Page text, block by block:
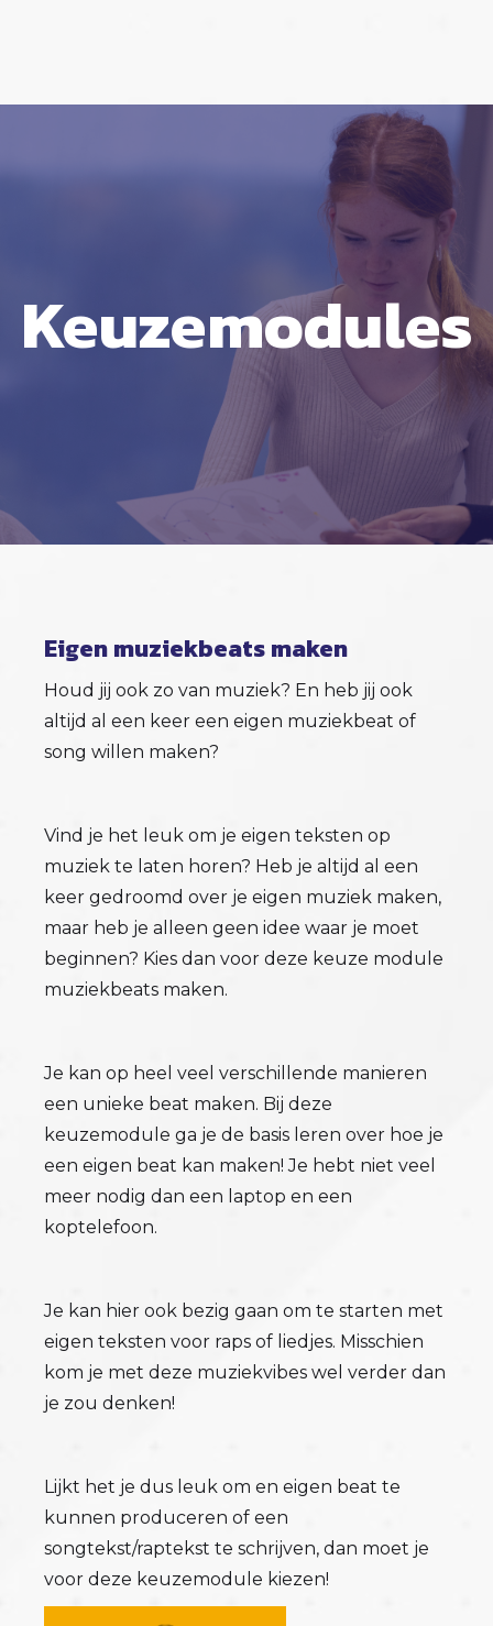
Keuzemodules
Eigen muziekbeats maken
Houd jij ook zo van muziek? En heb jij ook
altijd al een keer een eigen muziekbeat of
song willen maken?
Vind je het leuk om je eigen teksten op
muziek te laten horen? Heb je altijd al een
keer gedroomd over je eigen muziek maken,
maar heb je alleen geen idee waar je moet
beginnen? Kies dan voor deze keuze module
muziekbeats maken.
Je kan op heel veel verschillende manieren
een unieke beat maken. Bij deze
keuzemodule ga je de basis leren over hoe je
een eigen beat kan maken! Je hebt niet veel
meer nodig dan een laptop en een
koptelefoon.
Je kan hier ook bezig gaan om te starten met
eigen teksten voor raps of liedjes. Misschien
kom je met deze muziekvibes wel verder dan
je zou denken!
Lijkt het je dus leuk om en eigen beat te
kunnen produceren of een
songtekst/raptekst te schrijven, dan moet je
voor deze keuzemodule kiezen!